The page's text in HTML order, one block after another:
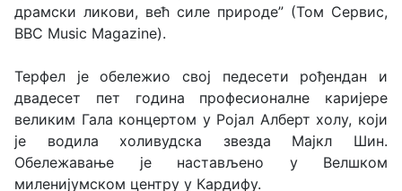
драмски ликови, већ силе природе” (Том Сервис,
BBC Music Magazine).
Терфел је обележио свој педесети рођендан и
двадесет пет година професионалне каријере
великим Гала концертом у Ројал Алберт холу, који
је водила холивудска звезда Мајкл Шин.
Обележавање је настављено у Велшком
миленијумском центру у Кардифу.